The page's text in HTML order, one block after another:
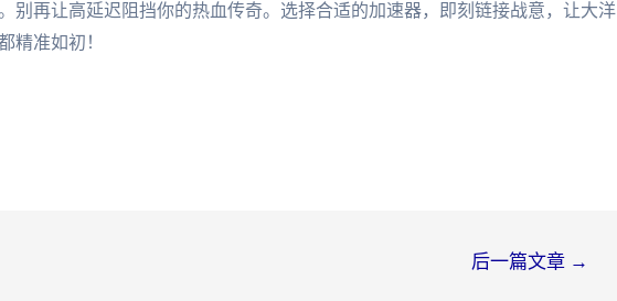
别再让高延迟阻挡你的热血传奇。选择合适的加速器，即刻链接战意，让大洋
精准如初！
后一篇文章 →